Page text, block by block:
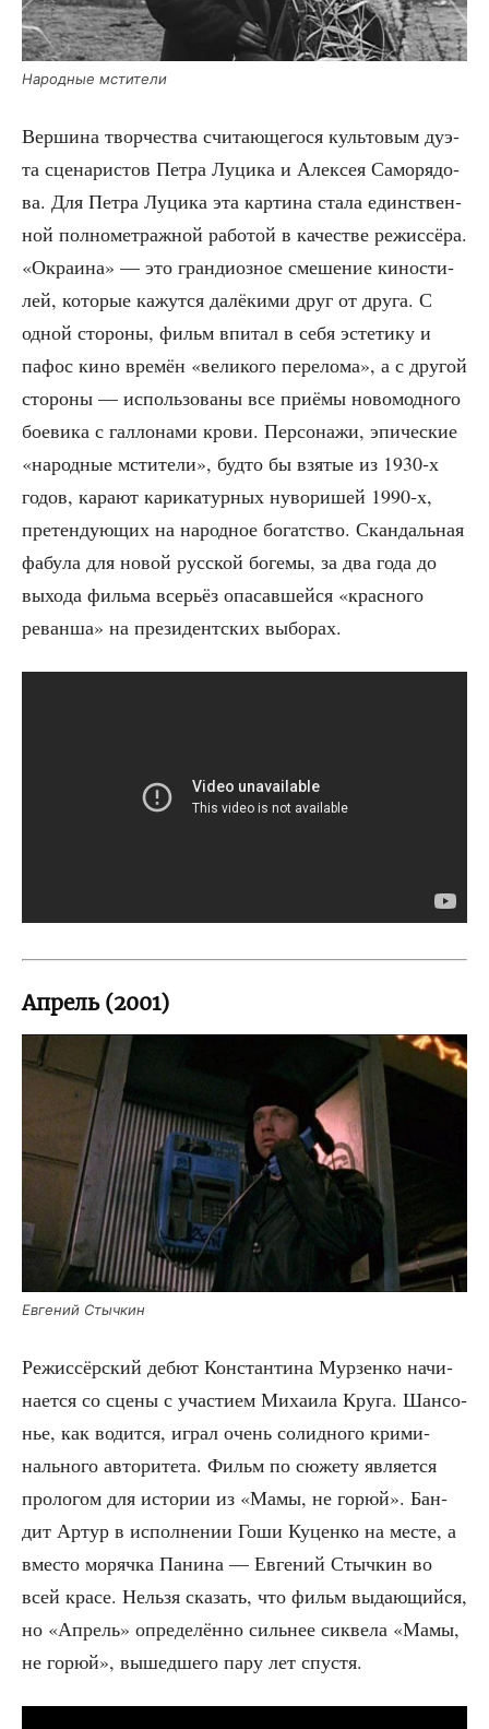
Народ­ные мстители
Вер­ши­на твор­че­ства счи­та­ю­ще­го­ся куль­то­вым дуэ­
та сце­на­ри­стов Пет­ра Луци­ка и Алек­сея Само­ря­до­
ва. Для Пет­ра Луци­ка эта кар­ти­на ста­ла един­ствен­
ной пол­но­мет­раж­ной рабо­той в каче­стве режис­сё­ра.
«Окра­и­на» — это гран­ди­оз­ное сме­ше­ние кино­сти­
лей, кото­рые кажут­ся далё­ки­ми друг от дру­га. С
одной сто­ро­ны, фильм впи­тал в себя эсте­ти­ку и
пафос кино вре­мён «вели­ко­го пере­ло­ма», а с дру­гой
сто­ро­ны — исполь­зо­ва­ны все при­ё­мы ново­мод­но­го
бое­ви­ка с гал­ло­на­ми кро­ви. Пер­со­на­жи, эпи­че­ские
«народ­ные мсти­те­ли», буд­то бы взя­тые из 1930‑х
годов, кара­ют кари­ка­тур­ных нуво­ри­шей 1990‑х,
пре­тен­ду­ю­щих на народ­ное богат­ство. Скан­даль­ная
фабу­ла для новой рус­ской боге­мы, за два года до
выхо­да филь­ма все­рьёз опа­сав­шей­ся «крас­но­го
реван­ша» на пре­зи­дент­ских выборах.
Апрель (2001)
Евге­ний Стычкин
Режис­сёр­ский дебют Кон­стан­ти­на Мур­зен­ко начи­
на­ет­ся со сце­ны с уча­сти­ем Миха­и­ла Кру­га. Шан­со­
нье, как водит­ся, играл очень солид­но­го кри­ми­
наль­но­го авто­ри­те­та. Фильм по сюже­ту явля­ет­ся
про­ло­гом для исто­рии из «Мамы, не горюй». Бан­
дит Артур в испол­не­нии Гоши Куцен­ко на месте, а
вме­сто моряч­ка Пани­на — Евге­ний Стыч­кин во
всей кра­се. Нель­зя ска­зать, что фильм выда­ю­щий­ся,
но «Апрель» опре­де­лён­но силь­нее сикве­ла «Мамы,
не горюй», вышед­ше­го пару лет спустя.